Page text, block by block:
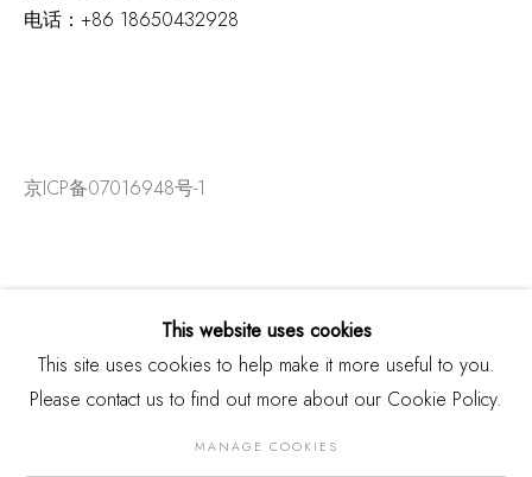
电话： +86 18650432928
京ICP备07016948号-1
This website uses cookies
This site uses cookies to help make it more useful to you.
Please contact us to find out more about our Cookie Policy.
MANAGE COOKIES